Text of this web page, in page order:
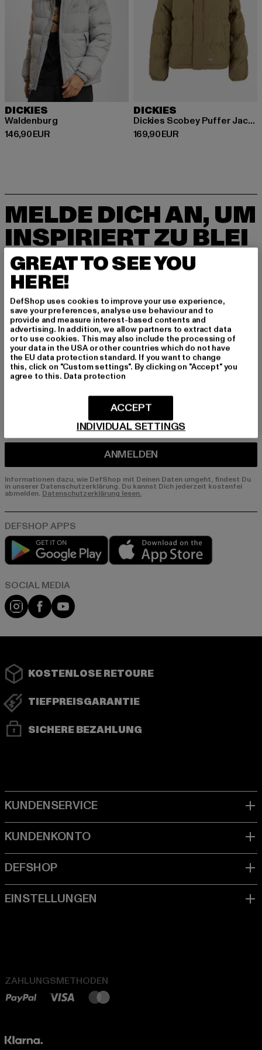
DICKIES
Waldenburg
146,90 EUR
Derzeitiger Preis: 146,90 EUR
DICKIES
Dickies Scobey Puffer Jackets
169,90 EUR
Derzeitiger Preis: 169,90 EUR
MELDE DICH AN, UM
INSPIRIERT ZU BLEI
BEN!
Melde dich hier für unseren Newsletter an und
erhalte künftig Informationen über aktuelle Tre
nds, Angebote und Gutscheine von DefShop p
er E-Mail!
An welchen Produkten bist du interessiert?
MÄNNER
ANMELDEN
Informationen dazu, wie DefShop mit Deinen Daten umgeht, findest Du
in unserer Datenschutzerklärung. Du kannst Dich jederzeit kostenfei
abmelden. Datenschutzerklärung lesen.
Play market
Instagram
FacebookYouTube
KOSTENLOSE RETOURE
TIEFPREISGARANTIE
SICHERE BEZAHLUNG
ZAHLUNGSMETHODEN
GREAT TO SEE YOU
HERE!
DefShop uses cookies to improve your use experience,
save your preferences, analyse use behaviour and to
provide and measure interest-based contents and
advertising. In addition, we allow partners to extract data
or to use cookies. This may also include the processing of
your data in the USA or other countries which do not have
the EU data protection standard. If you want to change
this, click on "Custom settings". By clicking on "Accept" you
agree to this. Data protection
INDIVIDUAL SETTINGS
ACCEPT